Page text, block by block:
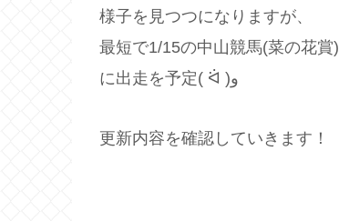
様子を見つつになりますが、
最短で1/15の中山競馬(菜の花賞)
に出走を予定( ᐛ )و
更新内容を確認していきます！